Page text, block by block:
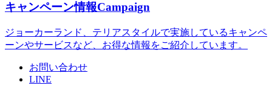
キャンペーン情報Campaign
ジョーカーランド、テリアスタイルで実施しているキャンペ
ーンやサービスなど、お得な情報をご紹介しています。
お問い合わせ
LINE